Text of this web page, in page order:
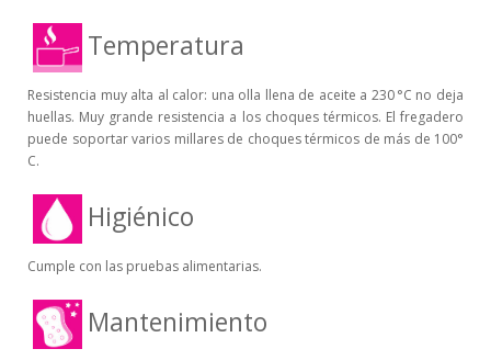
Temperatura
Resistencia muy alta al calor: una olla llena de aceite a 230 °C no deja
huellas. Muy grande resistencia a los choques térmicos. El fregadero
puede soportar varios millares de choques térmicos de más de 100°
C.
Higiénico
Cumple con las pruebas alimentarias.
Mantenimiento